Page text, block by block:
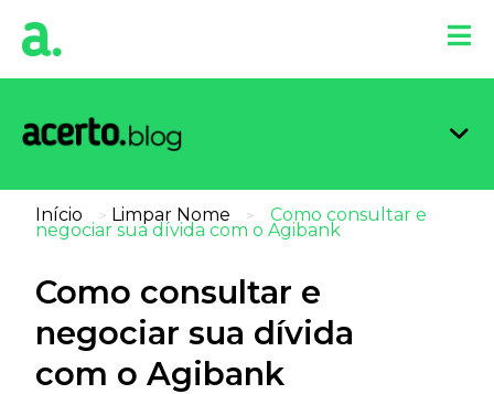
Início > Limpar Nome > Como consultar e
negociar sua dívida com o Agibank
Como consultar e
negociar sua dívida
com o Agibank